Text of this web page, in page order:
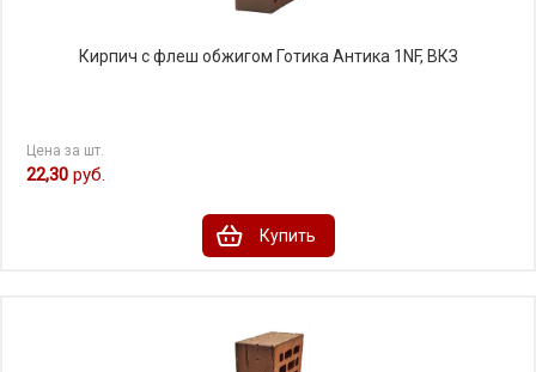
Кирпич с флеш обжигом Готика Антика 1NF, ВКЗ
Цена за шт.
22,30 руб.
Купить